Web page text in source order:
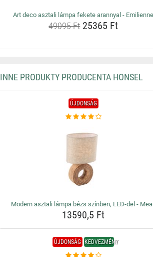
Art deco asztali lámpa fekete arannyal - Emilienne
49095 Ft25365 Ft
INNE PRODUKTY PRODUCENTA HONSEL
ÚJDONSÁG
Modern asztali lámpa bézs színben, LED-del -
13590,5 Ft
ÚJDONSÁG KEDVEZMÉNY